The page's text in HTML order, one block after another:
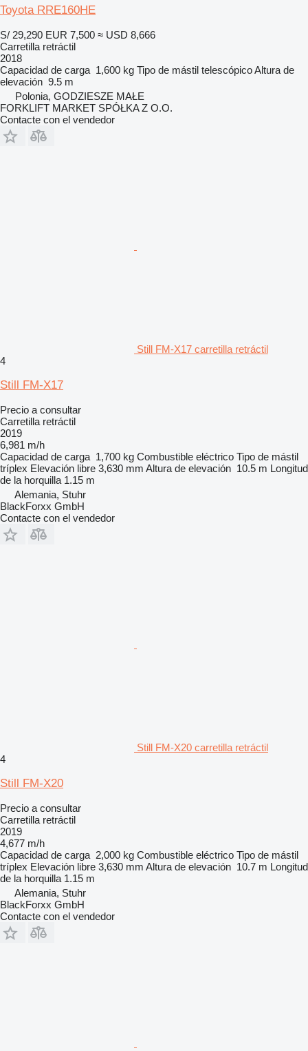
Toyota RRE160HE
S/ 29,290 EUR 7,500 ≈ USD 8,666
Carretilla retráctil
2018
Capacidad de carga 1,600 kg Tipo de mástil telescópicoAltura de
elevación 9.5 m
Polonia, GODZIESZE MAŁE
FORKLIFT MARKET SPÓŁKA Z O.O.
Contacte con el vendedor
Still FM-X17 carretilla retráctil
4
Still FM-X17
Precio a consultar
Carretilla retráctil
2019
6,981 m/h
Capacidad de carga 1,700 kg Combustible eléctrico Tipo de mástil
tríplex Elevación libre 3,630 mm Altura de elevación 10.5 m Longitud
de la horquilla 1.15 m
Alemania, Stuhr
BlackForxx GmbH
Contacte con el vendedor
Still FM-X20 carretilla retráctil
4
Still FM-X20
Precio a consultar
Carretilla retráctil
2019
4,677 m/h
Capacidad de carga 2,000 kg Combustible eléctrico Tipo de mástil
tríplex Elevación libre 3,630 mm Altura de elevación 10.7 m Longitud
de la horquilla 1.15 m
Alemania, Stuhr
BlackForxx GmbH
Contacte con el vendedor